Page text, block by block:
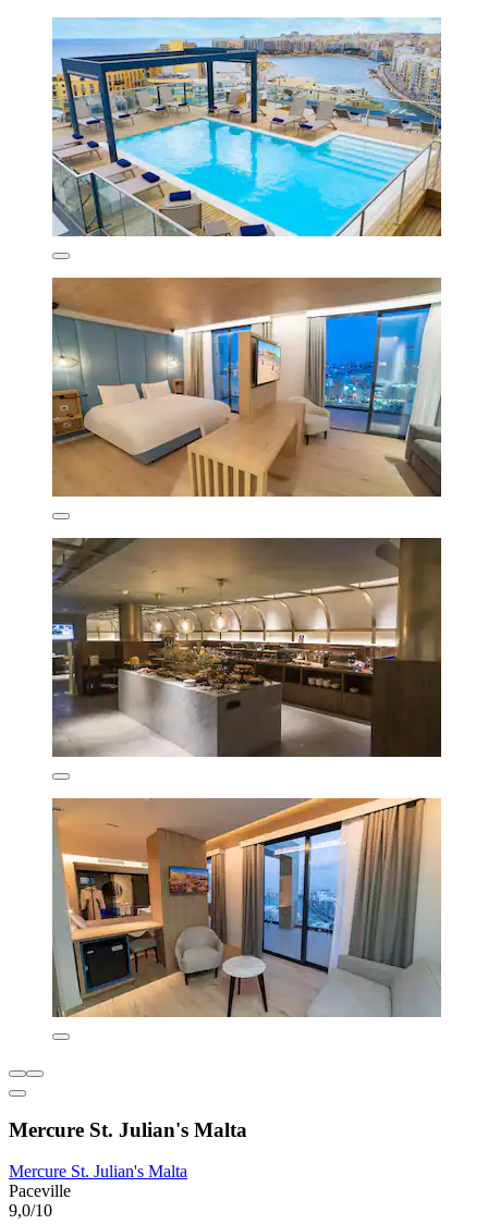
Mercure St. Julian's Malta
Mercure St. Julian's Malta
Paceville
9,0/10